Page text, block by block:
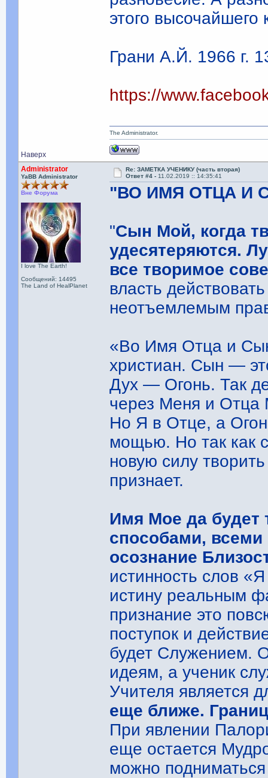
этого высочайшего
Грани А.Й. 1966 г.
https://
Наверх
The Administrator.
Administrator
YaBB Administrator
Вне Форума
I love The Earth!
Сообщений: 14495
The Land of HealPlanet
Re: ЗАМЕТКА УЧЕНИКУ (часть вторая)
Ответ #4 - 11.02.2019 :: 14:35:41
"ВО ИМЯ ОТЦА И
"Сын Мой, когда
удесятеряются.
все творимое
власть
неотъемлемым
«Во Имя Отца и
христиан. Сын ―
Дух ― Огонь. Так
через Меня и Отца
Но Я в Отце, а
мощью. Но так как
новую силу
признает.
Имя Мое да будет
способами,
осознание
истинность слов
истину реальным
признание это
поступок и
будет Служением.
идеям, а ученик
Учителя является
еще ближе.
При явлении
еще остается
можно